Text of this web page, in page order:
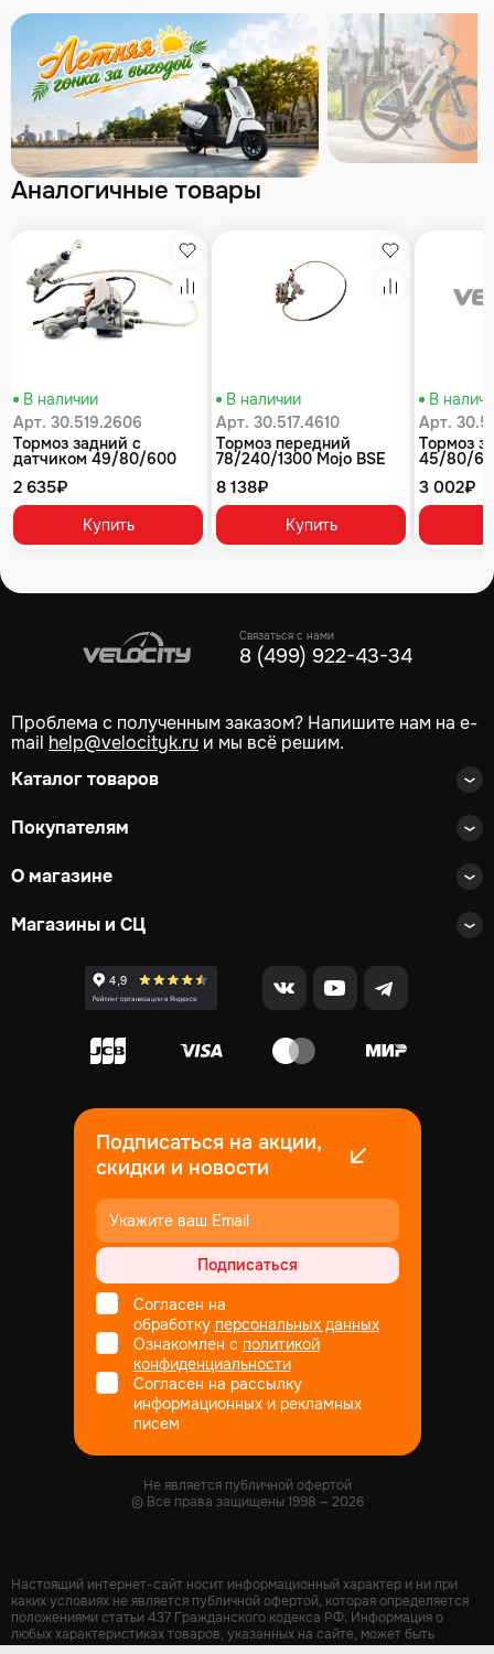
Аналогичные товары
Избранное
Сравнение
В наличии
Арт. 30.519.2606
Тормоз задний с
датчиком 49/80/600
sintered BSE Z6 Z5
2 635₽
Купить
Избранное
Сравнение
В наличии
Арт. 30.517.4610
Тормоз передний
78/240/1300 Mojo BSE
8 138₽
Купить
В
Арт.
Тормоз
45/80/
3 002₽
Связаться с нами
8 (499) 922-43-34
Проблема с полученным заказом? Напишите нам на e-
mail help@velocityk.ru и мы всё решим.
Каталог товаров
Покупателям
О магазине
Магазины и СЦ
Подписаться на акции,
скидки и новости
Подписаться
Согласен на
обработку персональных данных
Ознакомлен с политикой
конфиденциальности
Согласен на рассылку
информационных и рекламных
писем
Не является публичной офертой
© Все права защищены1998— 2026
Настоящий интернет-сайт носит информационный характер и ни при
каких условиях не является публичной офертой, которая определяется
положениями статьи 437 Гражданского кодекса РФ. Информация о
любых характеристиках товаров, указанных на сайте, может быть